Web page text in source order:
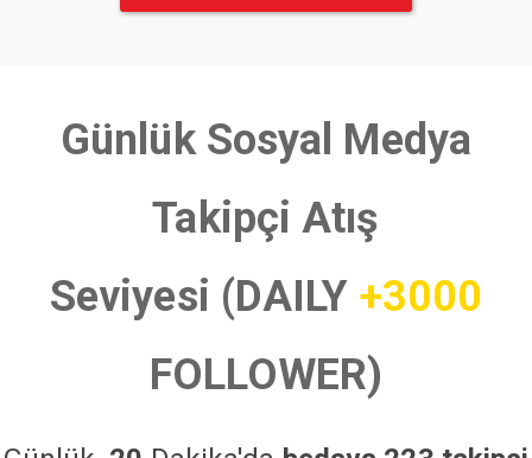
Günlük Sosyal Medya
Takipçi Atış
Seviyesi (DAILY +3000
FOLLOWER)